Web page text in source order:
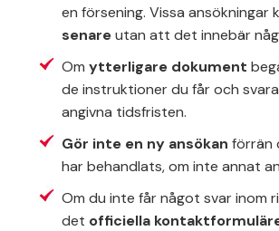
en försening. Vissa ansökningar
senareutan att det innebär
Om ytterligare dokument
de instruktioner du får och
angivna tidsfristen.
Gör inte en ny ansökan förrän
har behandlats, om inte annat
Om du inte får något svar inom
det officiella